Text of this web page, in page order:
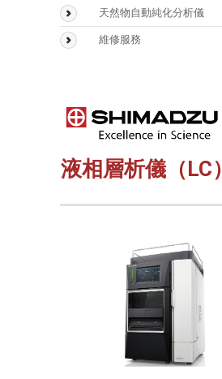
Mascot
Biognosys
天然物自動純化分析儀
Sepbox Systems –
維修服務
液相層析儀（LC）